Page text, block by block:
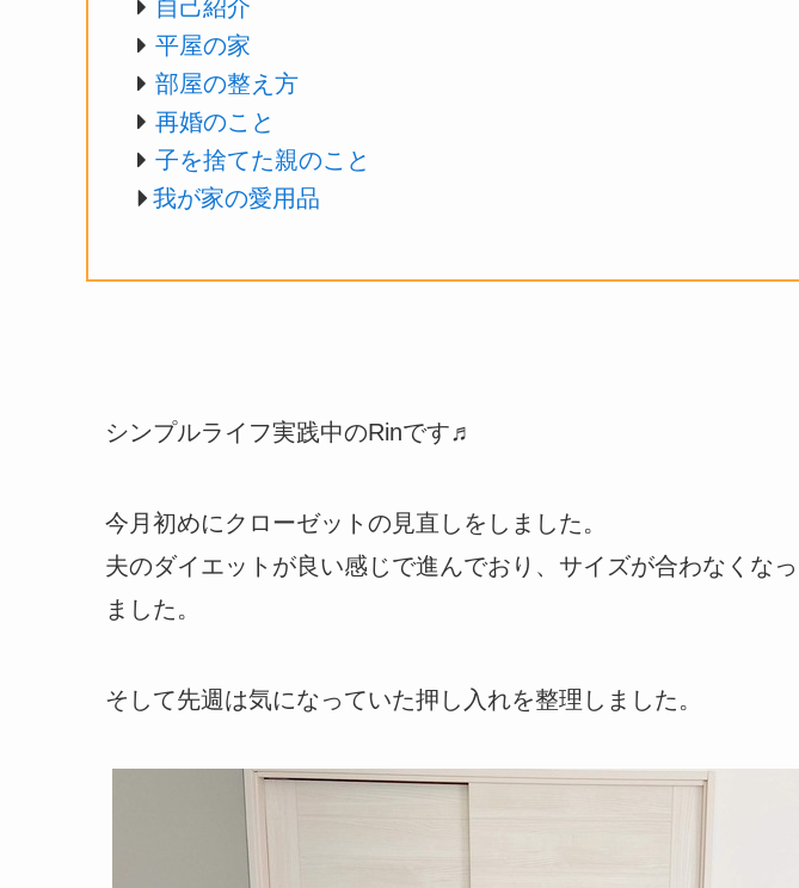
自己紹介
平屋の家
部屋の整え方
再婚のこと
子を捨てた親のこと
我が家の愛用品
シンプルライフ実践中のRinです♬
今月初めにクローゼットの見直しをしました。
夫のダイエットが良い感じで進んでおり、サイズが合わなくな
ました。
そして先週は気になっていた押し入れを整理しました。